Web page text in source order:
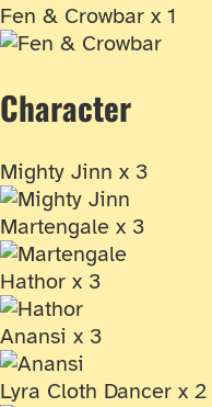
Fen & Crowbar x 1
Character
Mighty Jinn x 3
Martengale x 3
Hathor x 3
Anansi x 3
Lyra Cloth Dancer x 2